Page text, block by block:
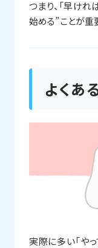
つまり、「早けれ
始める”ことが重
よくあ
実際に多い「や